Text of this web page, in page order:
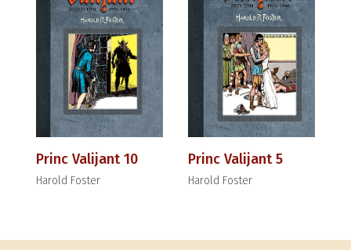
Princ Valijant 10
Harold Foster
Princ Valijant 5
Harold Foster